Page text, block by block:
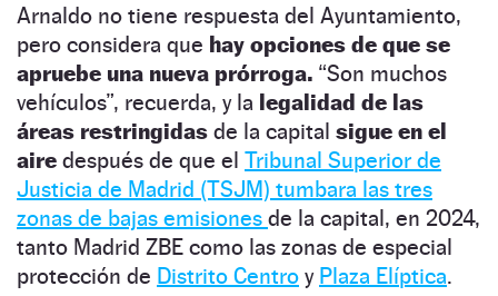
Arnaldo no tiene respuesta del Ayuntamiento,
pero considera que hay opciones de que se
apruebe una nueva prórroga. “Son muchos
vehículos”, recuerda, y la legalidad de las
áreas restringidas de la capital sigue en el
aire después de que el Tribunal Superior de
Justicia de Madrid (TSJM) tumbara las tres
zonas de bajas emisiones de la capital, en 2024,
tanto Madrid ZBE como las zonas de especial
protección de Distrito Centro y Plaza Elíptica.